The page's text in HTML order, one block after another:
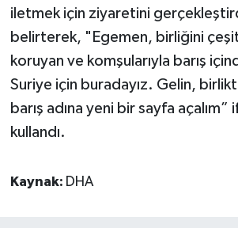
iletmek için ziyaretini
belirterek, "Egemen, birliğini
koruyan ve komşularıyla barış
Suriye için buradayız. Gelin,
barış adına yeni bir sayfa açalım”
kullandı.
Kaynak: DHA